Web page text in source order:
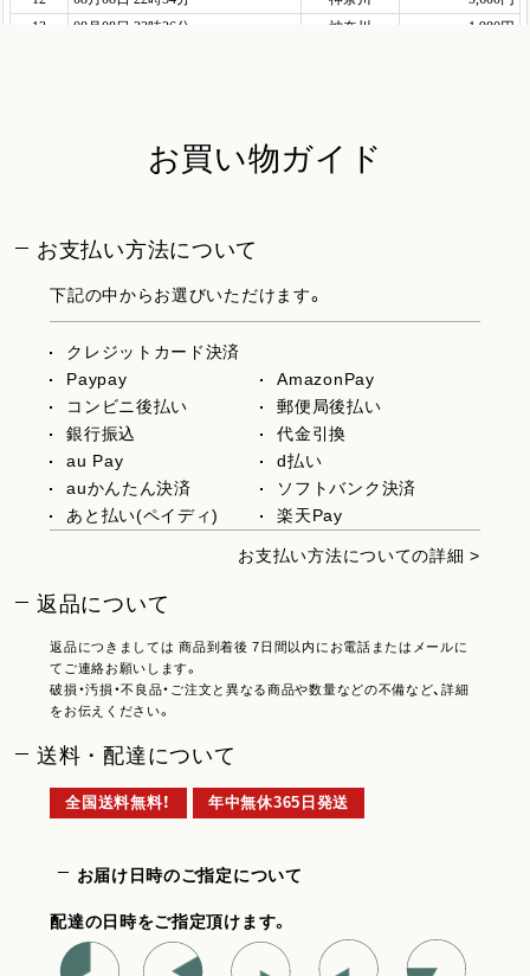
お買い物ガイド
お支払い方法について
下記の中からお選びいただけます。
クレジットカード決済
Paypay
AmazonPay
コンビニ後払い
郵便局後払い
銀行振込
代金引換
au Pay
d払い
auかんたん決済
ソフトバンク決済
あと払い(ペイディ)
楽天Pay
お支払い方法についての詳細 >
返品について
返品につきましては 商品到着後 7日間以内にお電話またはメールに
てご連絡お願いします。
破損・汚損・不良品・ご注文と異なる商品や数量などの不備など、詳細
をお伝えください。
送料・配達について
全国送料無料！ 年中無休365日発送
お届け日時のご指定について
配達の日時をご指定頂けます。